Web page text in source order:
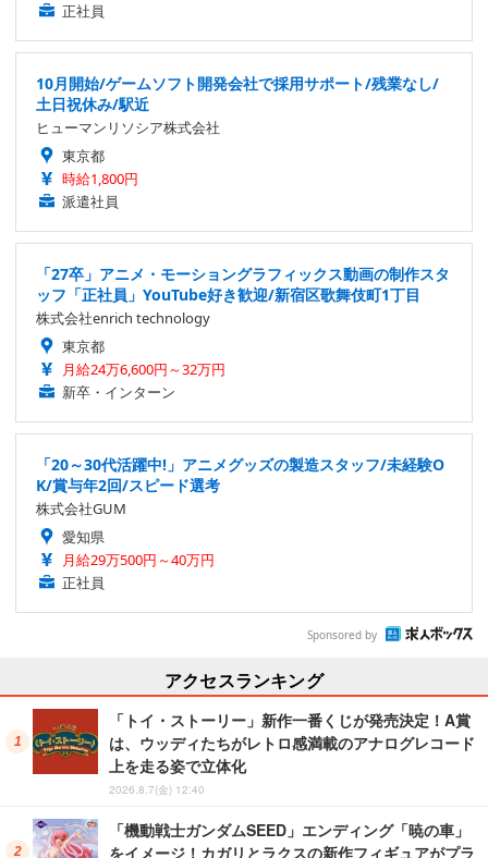
正社員
10月開始/ゲームソフト開発会社で採用サポート/残業なし/
土日祝休み/駅近
ヒューマンリソシア株式会社
東京都
時給1,800円
派遣社員
「27卒」アニメ・モーショングラフィックス動画の制作スタ
ッフ「正社員」YouTube好き歓迎/新宿区歌舞伎町1丁目
株式会社enrich technology
東京都
月給24万6,600円～32万円
新卒・インターン
「20～30代活躍中!」アニメグッズの製造スタッフ/未経験O
K/賞与年2回/スピード選考
株式会社GUM
愛知県
月給29万500円～40万円
正社員
Sponsored by
アクセスランキング
「トイ・ストーリー」新作一番くじが発売決定！A賞
は、ウッディたちがレトロ感満載のアナログレコード
上を走る姿で立体化
2026.8.7(金) 12:40
「機動戦士ガンダムSEED」エンディング「暁の車」
をイメージ！カガリとラクスの新作フィギュアがプラ